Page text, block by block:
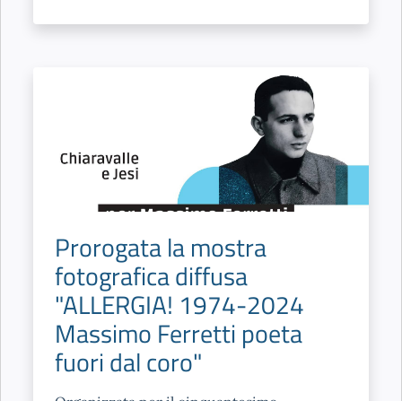
Prorogata la mostra
fotografica diffusa
"ALLERGIA! 1974-2024
Massimo Ferretti poeta
fuori dal coro"